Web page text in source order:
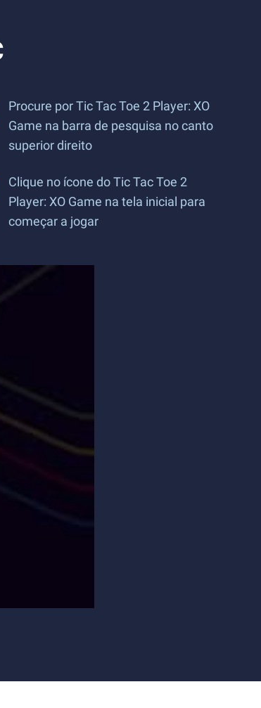
Procure por Tic Tac Toe 2 Player: XO
Game na barra de pesquisa no canto
superior direito
Clique no ícone do Tic Tac Toe 2
Player: XO Game na tela inicial para
começar a jogar